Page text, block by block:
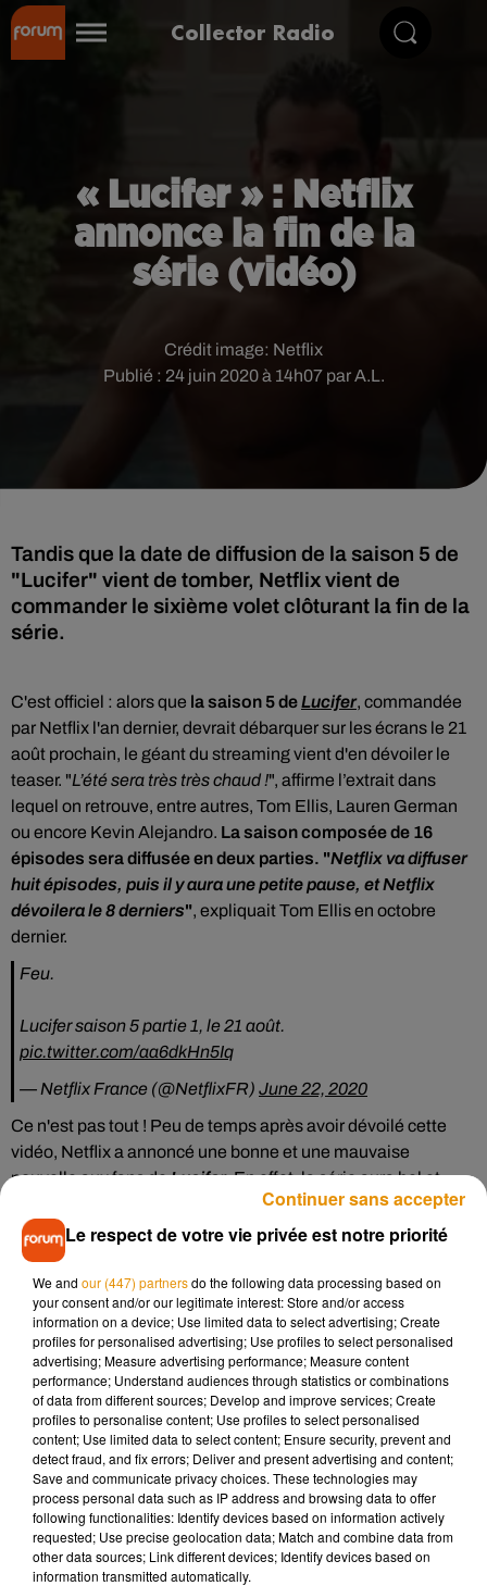
Collector Radio
« Lucifer » : Netflix
annonce la fin de la
série (vidéo)
Publié : 24 juin 2020 à 14h07 par A.L.
Crédit image: Netflix
Tandis que la date de diffusion de la saison 5 de
"Lucifer" vient de tomber, Netflix vient de
commander le sixième volet clôturant la fin de la
série.
C'est officiel : alors que la saison 5 deLucifer, commandée
par Netflix l'an dernier, devrait débarquer sur les écrans le 21
août prochain, le géant du streaming vient d'en dévoiler le
teaser. "L’été sera très très chaud !", affirme l’extrait dans
lequel on retrouve, entre autres, Tom Ellis, Lauren German
ou encore Kevin Alejandro. La saison composée de 16
épisodes sera diffusée en deux parties. "Netflix va diffuser
huit épisodes, puis il y aura une petite pause, et Netflix
dévoilera le 8 derniers", expliquait Tom Ellis en octobre
dernier.
Feu.
Lucifer saison 5 partie 1, le 21 août.
pic.twitter.com/aa6dkHn5Iq
— Netflix France (@NetflixFR) June 22, 2020
Ce n'est pas tout ! Peu de temps après avoir dévoilé cette
vidéo, Netflix a annoncé une bonne et une mauvaise
nouvelle aux fans deLucifer. En effet, la série aura bel et
bien sa sixième saison mais...il s'agira de la dernière : la
saison finale, finale".
On a négocié avec le sheitan en personne et il est d’accord :
LUCIFER REVIENDRA POUR UNE SIXIÈME ET
DERNIÈRE SAISON (genre, vraiment la dernière) !
— Netflix France (@NetflixFR)June 23, 2020
the devil made us do it. �xÈ
#lucifer
will return for a sixth
and final season. like, FINAL final.
pic.twitter.com/o27z6ToMaV
— Lucifer (@LuciferNetflix)June 23, 2020
Si on ne sait pas encore quand sera diffusée la partie 2 de la
saison 5, il semblerait logique que la sixième et dernière
saison soit quant à elle dévoilée
en fin d'année 2021 ou en
Le respect de votre vie privée est notre priorité
We and our (447) partnersdo the following data processing based on
your consent and/or our legitimate interest: Store and/or access
information on a device; Use limited data to select advertising; Create
profiles for personalised advertising; Use profiles to select personalised
advertising; Measure advertising performance; Measure content
performance; Understand audiences through statistics or combinations
of data from different sources; Develop and improve services; Create
profiles to personalise content; Use profiles to select personalised
content; Use limited data to select content; Ensure security, prevent and
detect fraud, and fix errors; Deliver and present advertising and content;
Save and communicate privacy choices. These technologies may
process personal data such as IP address and browsing data to offer
following functionalities: Identify devices based on information actively
requested; Use precise geolocation data; Match and combine data from
other data sources; Link different devices; Identify devices based on
information transmitted automatically.
Continuer sans accepter